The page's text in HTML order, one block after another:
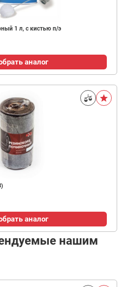
1 л, с кистью п/э
аналог
аналог
нашим